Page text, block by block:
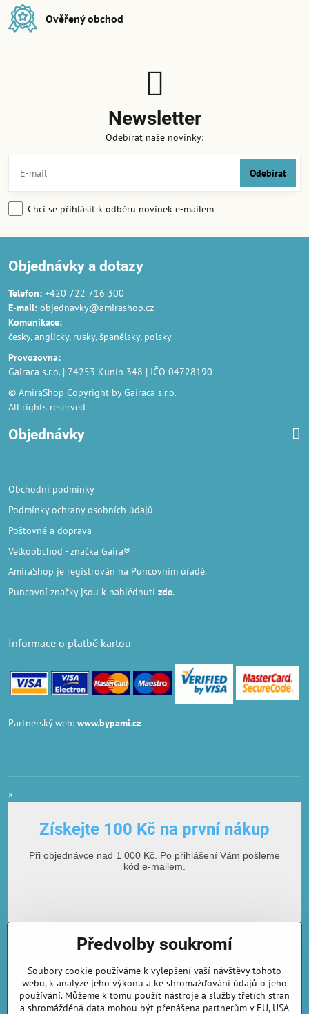
Ověřený obchod
Newsletter
Odebírat naše novinky:
Odebírat
Chci se přihlásit k odběru novinek e-mailem
Objednávky a dotazy
Telefon: +420 722 716 300
E-mail: objednavky@amirashop.cz
Komunikace:
česky, anglicky, rusky, španělsky, polsky
Provozovna:
Gairaca s.r.o. | 74253 Kunín 348 | IČO 04728190
© AmiraShop Copyright by Gairaca s.r.o.
All rights reserved
Objednávky
Obchodní podmínky
Podmínky ochrany osobních údajů
Poštovné a doprava
Velkoobchod - značka Gaira®
AmiraShop je registrován na Puncovním úřadě.
Puncovní značkyjsou k nahlédnutí zde.
Informace o platbě kartou
Partnerský web: www.bypami.cz
×
Získejte 100 Kč na první nákup
Při objednávce nad 1 000 Kč. Po přihlášení Vám pošleme
kód e-mailem.
E-mailová adresa
Předvolby soukromí
Soubory cookie používáme k vylepšení vaší návštěvy tohoto
webu, k analýze jeho výkonu a ke shromažďování údajů o jeho
používání. Můžeme k tomu použít nástroje a služby třetích stran
a shromážděná data mohou být přenášena partnerům v EU, USA